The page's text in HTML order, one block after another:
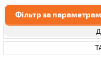
Фільтр за